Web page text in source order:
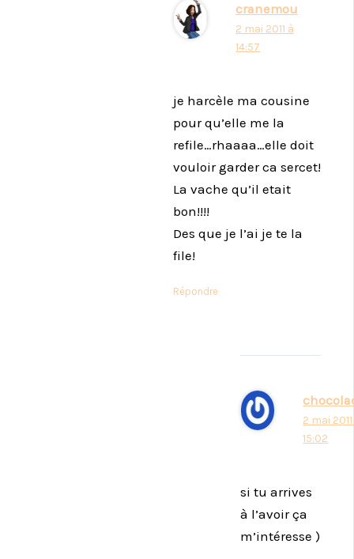
cranemou
2 mai 2011 à
14:57
je harcèle ma cousine
pour qu’elle me la
refile…rhaaaa…elle doit
vouloir garder ca sercet!
La vache qu’il etait
bon!!!!
Des que je l’ai je te la
file!
Répondre
2 mai
15:02
si tu arrives
à l’avoir ça
m’intéresse )